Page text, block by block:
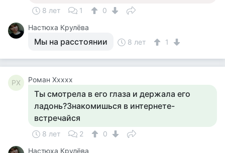
8 лет 1
0
Настюха Крулёва
Мы на расстоянии 8 лет 1
РХ Роман Ххххх
Ты смотрела в его глаза и держала его
ладонь?Знакомишься в интернете-
встречайся
8 лет 2
0
Настюха Крулёва